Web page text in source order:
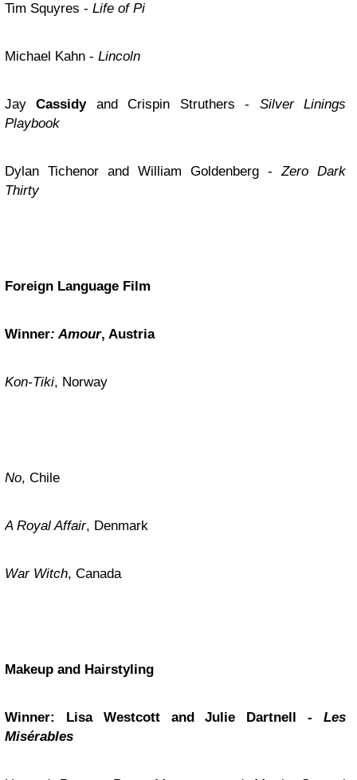
Tim Squyres - Life of Pi
Michael Kahn - Lincoln
JayCassidyand Crispin Struthers - Silver Linings
Playbook
Dylan Tichenor and William Goldenberg -Zero Dark
Thirty
Foreign Language Film
Winner: Amour, Austria
Kon-Tiki, Norway
No, Chile
A Royal Affair, Denmark
War Witch, Canada
Makeup and Hairstyling
Winner: Lisa Westcott and Julie Dartnell - Les
Misérables